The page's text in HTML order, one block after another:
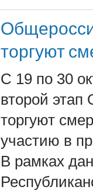
торгуют
С 19 по 30
второй этап
торгуют
участию в
В рамках